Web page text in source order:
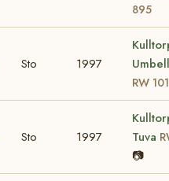
895
Sto 1997
RW
Sto 1997
Tuva
📷